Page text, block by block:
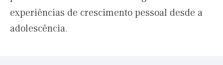
experiências de crescimento pessoal desde a
adolescência.